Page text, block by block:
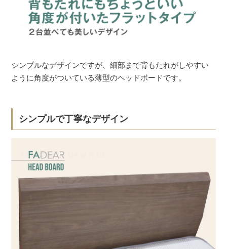
シンプルなデザインですが、細部まで背もたれがしやすい
ように角度がついている薄型のヘッドボードです。
シンプルで丁寧なデザイン